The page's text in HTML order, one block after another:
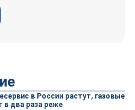
в России растут, газовые
в два раза реже